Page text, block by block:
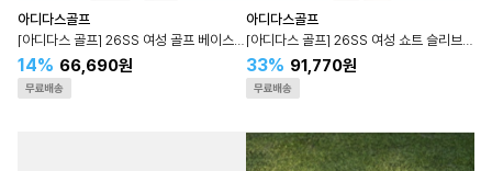
아디다스골프
[아디다스 골프] 26SS 여성 골프 베이스레이어 롱 슬리브 KA4306
14% 66,690원
아디다스골프
[아디다스 골프] 26SS 여성 쇼트 슬리브 폴로 셔츠 KA4297
33% 91,770원